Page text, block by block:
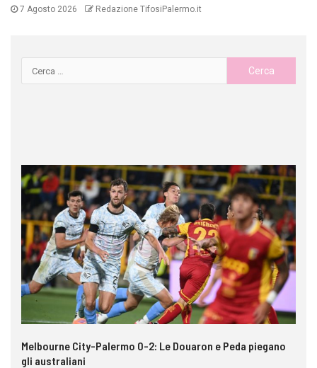
7 Agosto 2026 Redazione TifosiPalermo.it
Melbourne City-Palermo 0-2: Le Douaron e Peda piegano
gli australiani